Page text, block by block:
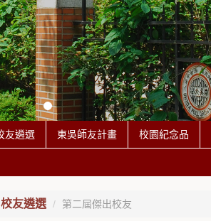
友遴選 東吳師友計畫 校園紀念品
友遴選 第二屆傑出校友